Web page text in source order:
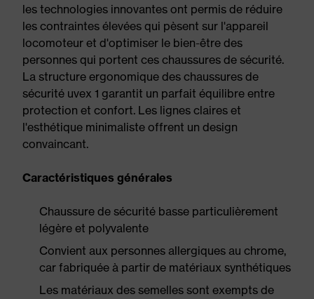
les technologies innovantes ont permis de réduire
les contraintes élevées qui pèsent sur l'appareil
locomoteur et d'optimiser le bien-être des
personnes qui portent ces chaussures de sécurité.
La structure ergonomique des chaussures de
sécurité uvex 1 garantit un parfait équilibre entre
protection et confort. Les lignes claires et
l'esthétique minimaliste offrent un design
convaincant.
Caractéristiques générales
Chaussure de sécurité basse particulièrement
légère et polyvalente
Convient aux personnes allergiques au chrome,
car fabriquée à partir de matériaux synthétiques
Les matériaux des semelles sont exempts de